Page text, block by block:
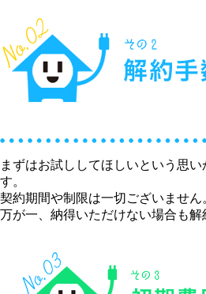
まずはお試ししてほしいという思
す。
契約期間や制限は一切ございません
万が一、納得いただけない場合も解